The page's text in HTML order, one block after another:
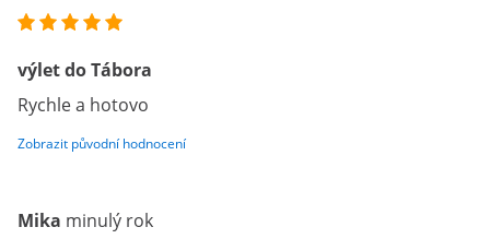
výlet do Tábora
Rychle a hotovo
Zobrazit původní hodnocení
Mika minulý rok